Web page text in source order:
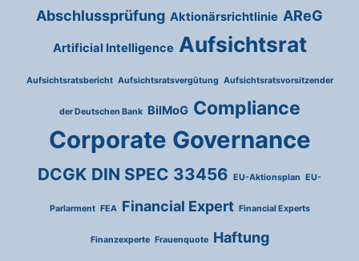
Abschlussprüfung Aktionärsrichtlinie AReG
Artificial Intelligence Aufsichtsrat
Aufsichtsratsbericht Aufsichtsratsvergütung Aufsichtsratsvorsitzender
der Deutschen Bank BilMoG Compliance
Corporate Governance
DCGK DIN SPEC 33456 EU-Aktionsplan EU-
Parlarment FEA Financial Expert Financial Experts
Finanzexperte Frauenquote Haftung